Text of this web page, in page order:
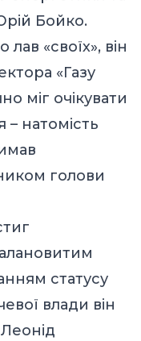
Бойко.
«своїх», він
«Газу
міг очікувати
– натомість
голови
статусу
влади він